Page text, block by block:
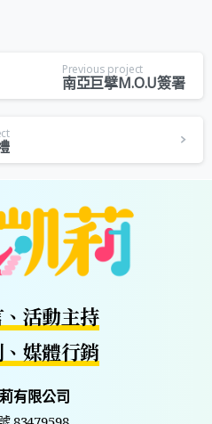
Previous project
南亞巨擘M.O.U簽署
活動主持
媒體行銷
有限公司